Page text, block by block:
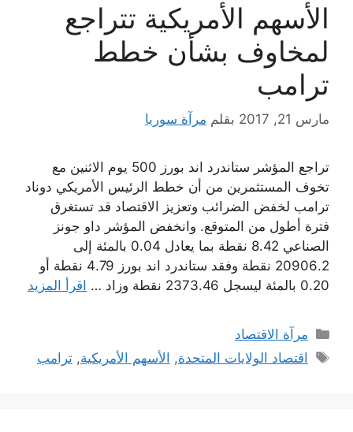
الأسهم الأمريكية تتراجع
لمخاوف بشأن خطط
ترامب
مارس 21, 2017 بقلم مرآة سوريا
تراجع المؤشر ستاندرد اند بورز 500 يوم الاثنين مع
تخوف المستثمرين من أن خطط الرئيس الأمريكي دوناد
ترامب لخفض الضرائب وتعزيز الاقتصاد قد تستغرق
فترة أطول من المتوقع. وانخفض المؤشر داو جونز
الصناعي 8.42 نقطة بما يعادل 0.04 بالمئة إلى
20906.2 نقطة وفقد ستاندرد اند بورز 4.79 نقطة أو
0.20 بالمئة ليسجل 2373.46 نقطة وزاد …
اقرأ المزيد
التصنيفات
مرآة الاقتصاد
الوسوم
اقتصاد الولايات المتحدة, الأسهم الأمريكية,ترامب